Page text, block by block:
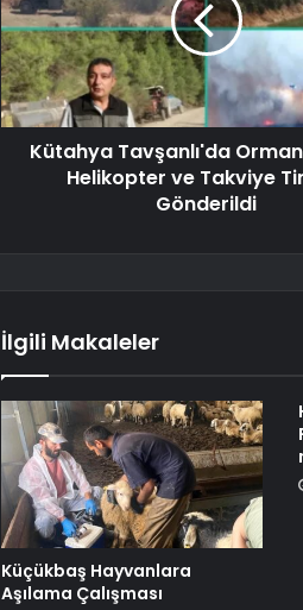
Kütahya Tavşanlı'da Orman
Helikopter ve Takviye
Gönderildi
İlgili Makaleler
Küçükbaş Hayvanlara
Aşılama Çalışması